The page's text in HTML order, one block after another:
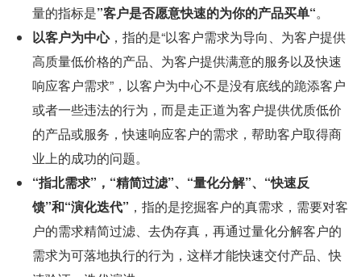
量的指标是”客户是否愿意快速的为你的产品买单“。
以客户为中心，指的是“以客户需求为导向、为客户提供
高质量低价格的产品、为客户提供满意的服务以及快速
响应客户需求”，以客户为中心不是没有底线的跪添客户
或者一些违法的行为，而是走正道为客户提供优质低价
的产品或服务，快速响应客户的需求，帮助客户取得商
业上的成功的问题。
“指北需求”，“精简过滤”、“量化分解”、“快速反
馈”和“演化迭代” ，指的是挖掘客户的真需求，需要对客
户的需求精简过滤、去伪存真，再通过量化分解客户的
需求为可落地执行的行为，这样才能快速交付产品、快